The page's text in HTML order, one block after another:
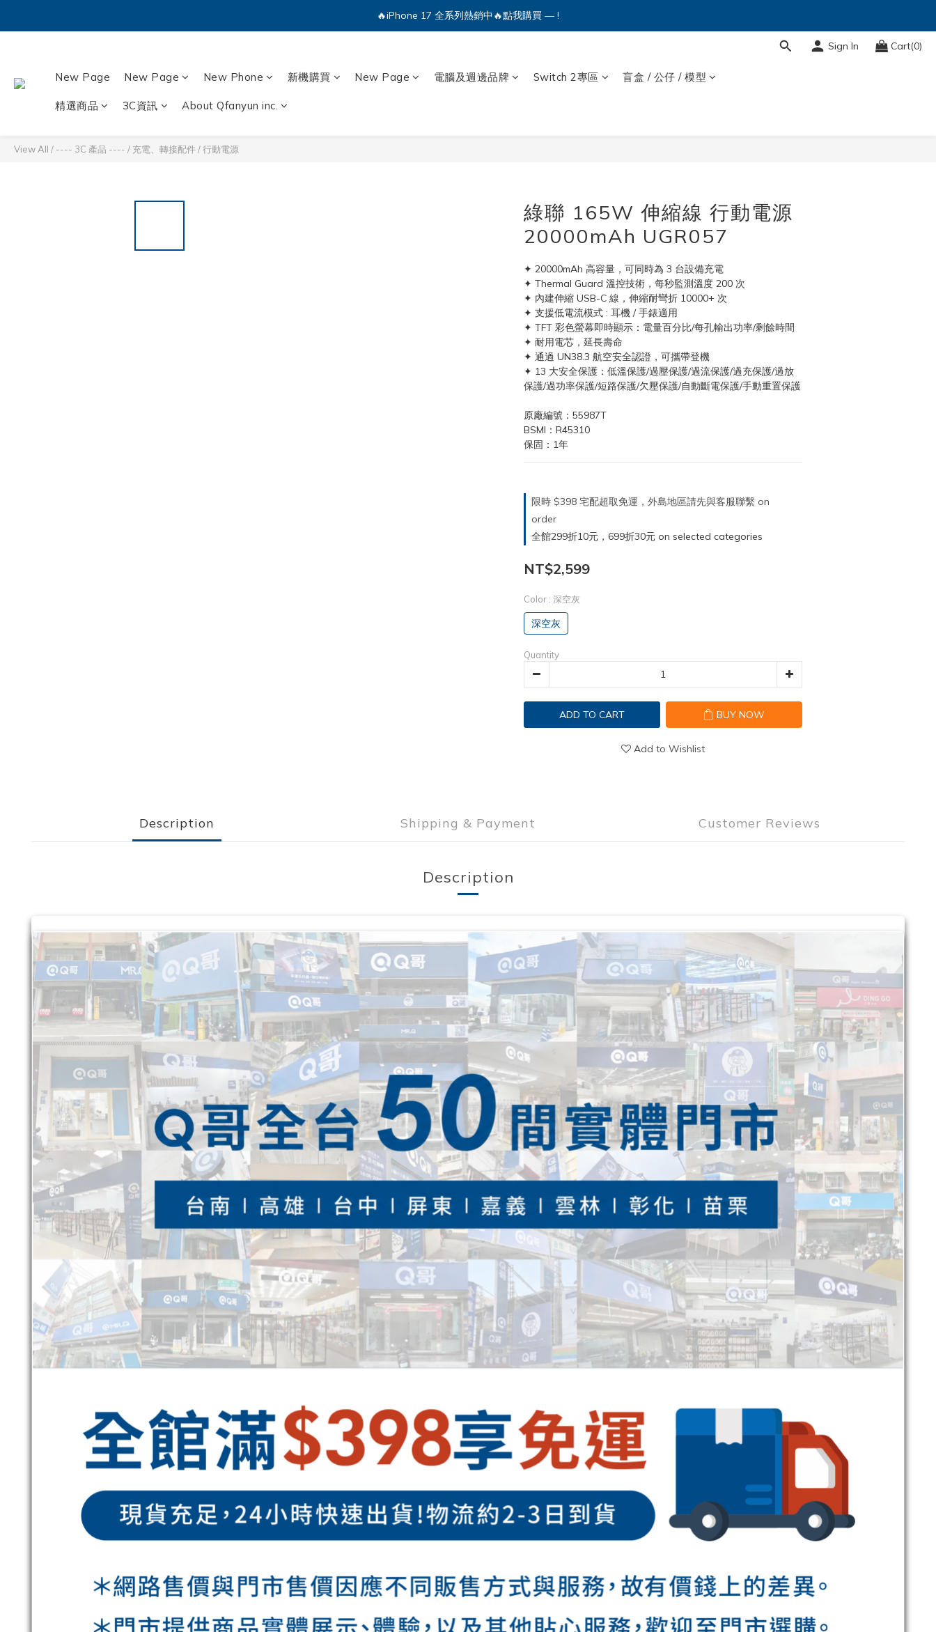
🔥iPhone 17 全系列熱銷中🔥點我購買 — !
💕加入Q哥 Line 新好友領優惠券！🎫
Sign In Cart(0)
New Page New Page New Phone 新機購買 New Page 電腦及週邊品牌 Switch 2專區 盲盒 / 公仔 / 模型
精選商品 3C資訊 About Qfanyun inc.
View All / ---- 3C 產品 ---- / 充電、轉接配件/行動電源
綠聯 165W 伸縮線 行動電源
20000mAh UGR057
✦ 20000mAh 高容量，可同時為 3 台設備充電
✦ Thermal Guard 溫控技術，每秒監測溫度 200 次
✦ 內建伸縮 USB-C 線，伸縮耐彎折 10000+ 次
✦ 支援低電流模式 : 耳機 / 手錶適用
✦ TFT 彩色螢幕即時顯示：電量百分比/每孔輸出功率/剩餘時間
✦ 耐用電芯，延長壽命
✦ 通過 UN38.3 航空安全認證，可攜帶登機
✦ 13 大安全保護：低溫保護/過壓保護/過流保護/過充保護/過放
保護/過功率保護/短路保護/欠壓保護/自動斷電保護/手動重置保護
原廠編號：55987T
BSMI：R45310
保固：1年
限時 $398 宅配超取免運，外島地區請先與客服聯繫 on
order
全館299折10元，699折30元 on selected categories
NT$2,599
Color : 深空灰
深空灰
Quantity
ADD TO CART BUY NOW
Add to Wishlist
Description Shipping & Payment Customer Reviews
Description